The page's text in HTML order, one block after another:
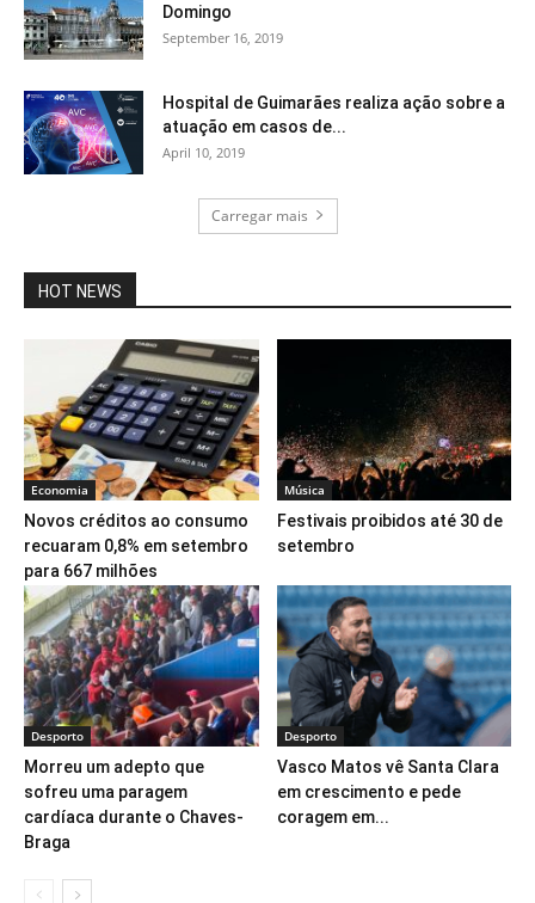
Domingo
September 16, 2019
Hospital de Guimarães realiza ação sobre a
atuação em casos de...
April 10, 2019
Carregar mais
HOT NEWS
Economia
Novos créditos ao consumo
recuaram 0,8% em setembro
para 667 milhões
Música
Festivais proibidos até 30 de
setembro
Desporto
Morreu um adepto que
sofreu uma paragem
cardíaca durante o Chaves-
Braga
Desporto
Vasco Matos vê Santa Clara
em crescimento e pede
coragem em...